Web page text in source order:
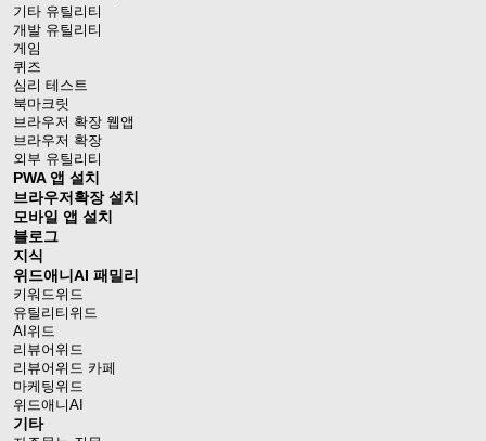
기타 유틸리티
개발 유틸리티
게임
퀴즈
심리 테스트
북마크릿
브라우저 확장 웹앱
브라우저 확장
외부 유틸리티
PWA 앱 설치
브라우저확장 설치
모바일 앱 설치
블로그
지식
위드애니AI 패밀리
키워드위드
유틸리티위드
AI위드
리뷰어위드
리뷰어위드 카페
마케팅위드
위드애니AI
기타